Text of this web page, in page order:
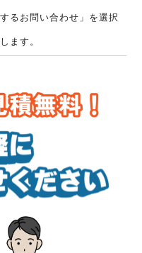
るお問い合わせ」を選択
ます。